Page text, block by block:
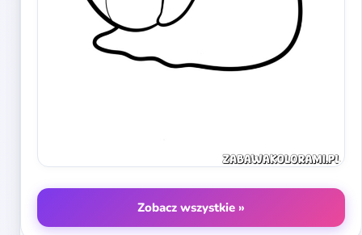
Zobacz wszystkie »